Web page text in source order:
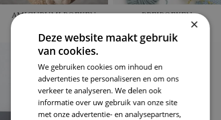
AMIGURUMI BOEKEN BREIBOEKEN
×
Deze website maakt gebruik
van cookies.
We gebruiken cookies om inhoud en
advertenties te personaliseren en om ons
verkeer te analyseren. We delen ook
informatie over uw gebruik van onze site
met onze advertentie- en analysepartners,